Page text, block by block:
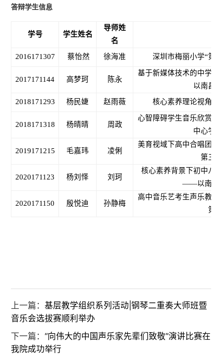
答辩学生信息
学号 学生姓名
导师姓
名
2016171307 蔡怡然 徐海准 深圳市梅丽小学“第
2017171144 高梦珂 陈永
基于新媒体技术的中学
以南昌
2018171293
杨民婕 赵雨薇 核心素养理论视角
2018171318 杨晴晴 周政
心智障碍学生音乐欣赏教
中心学
2019171215 毛嘉玮 凌俐
美育视域下高中合唱团
第三
2020171123 杨刘怿 刘珂
核心素养背景下初中八
——以南昌
2020171150 殷悦迪 孙静梅
高中音乐艺考生声乐教学
第
上一篇：基层教学组织系列活动|钢琴二重奏大师班暨
音乐会选拔赛顺利举办
下一篇：“向伟大的中国声乐家先辈们致敬”演讲比赛在
我院成功举行